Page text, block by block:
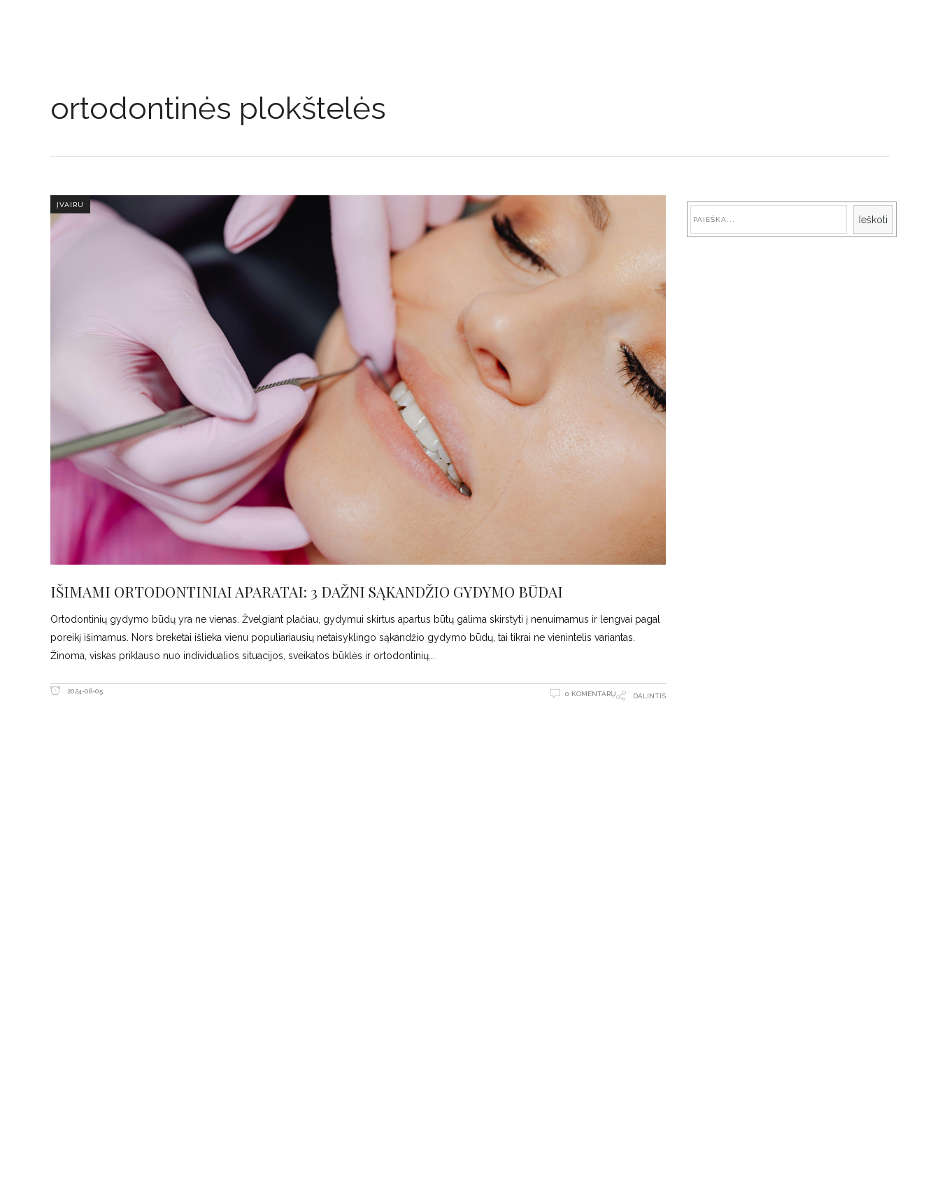
ortodontinės plokštelės
ĮVAIRU
IŠIMAMI ORTODONTINIAI APARATAI: 3 DAŽNI SĄKANDŽIO GYDYMO BŪDAI
Ortodontinių gydymo būdų yra ne vienas. Žvelgiant plačiau, gydymui skirtus apartus būtų galima skirstyti į nenuimamus ir lengvai pagal
poreikį išimamus. Nors breketai išlieka vienu populiariausių netaisyklingo sąkandžio gydymo būdų, tai tikrai ne vienintelis variantas.
Žinoma, viskas priklauso nuo individualios situacijos, sveikatos būklės ir ortodontinių
2024-08-05 0 KOMENTARŲ DALINTIS
Ieškoti